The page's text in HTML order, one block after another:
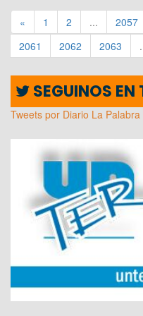
« 1 2 ... 2057
2061
2062 2063
SEGUINOS EN
Tweets por Diario La Palabra